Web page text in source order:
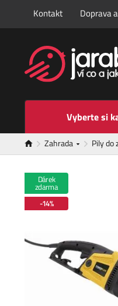
Kontakt Doprava
Vyberte si
Zahrada Pily do
Dárek
zdarma
-14%